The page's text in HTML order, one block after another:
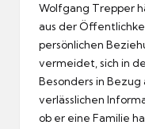
Wolfgang Trepper
aus der
persönlichen
vermeidet, sich in
Besonders in
verlässlichen
ob er eine Familie